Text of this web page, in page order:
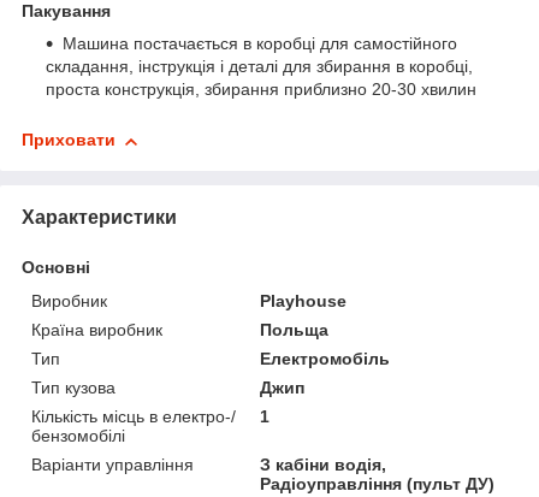
Пакування
Машина постачається в коробці для самостійного
складання, інструкція і деталі для збирання в коробці,
проста конструкція, збирання приблизно 20-30 хвилин
Приховати
Характеристики
Основні
Виробник
Playhouse
Країна виробник
Польща
Тип
Електромобіль
Тип кузова
Джип
Кількість місць в електро-/
бензомобілі
1
Варіанти управління
З кабіни водія,
Радіоуправління (пульт ДУ)